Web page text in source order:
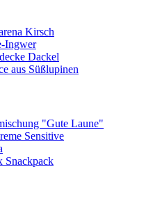
Kirsch
Ingwer
Dackel
aus Süßlupinen
"Gute Laune"
Sensitive
Snackpack